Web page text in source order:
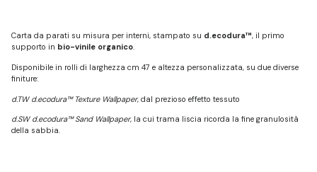
Carta da parati su misura per interni, stampato su d.ecodura™, il primo
supporto in bio-vinile organico.
Disponibile in rolli di larghezza cm 47 e altezza personalizzata, su due diverse
finiture:
d.TW d.ecodura™ Texture Wallpaper, dal prezioso effetto tessuto
d.SW d.ecodura™ Sand Wallpaper, la cui trama liscia ricorda la fine granulosità
della sabbia.